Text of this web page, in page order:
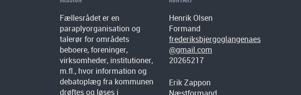
Fællesrådet er en
paraplyorganisation og
talerør for områdets
beboere, foreninger,
virksomheder, institutioner,
m.fl., hvor information og
debatoplæg fra kommunen
drøftes og løses i
Henrik Olsen
Formand
frederiksbjergoglangenaes
@gmail.com
20265217
Erik Zappon